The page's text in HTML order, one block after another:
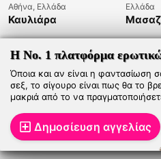
Αθήνα, Ελλάδα
Καυλιάρα
Ελλάδα
Μασαζ
Η Νο. 1 πλατφόρμα
Όποια και αν είναι η φαντασίωση
σεξ, το σίγουρο είναι πως θα το
μακριά από το να
Δημοσίευση αγγελίας